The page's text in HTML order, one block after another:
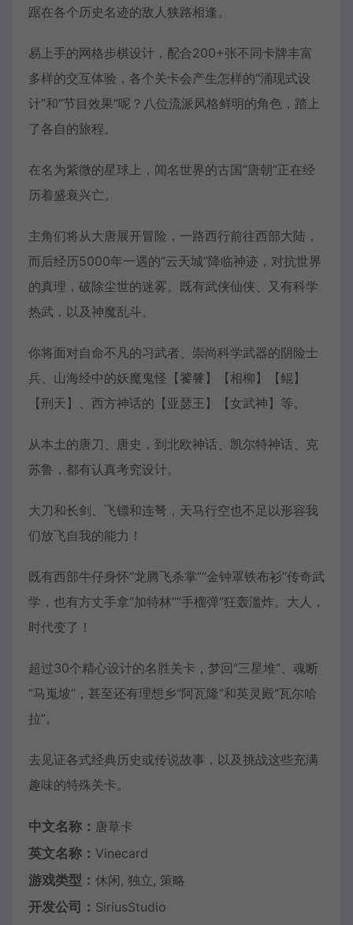
踞在各个历史名迹的敌人狭路相逢。
易上手的网格步棋设计，配合200+张不同卡牌丰富
多样的交互体验，各个关卡会产生怎样的“涌现式设
计”和“节目效果”呢？八位流派风格鲜明的角色，踏上
了各自的旅程。
在名为紫微的星球上，闻名世界的古国“唐朝”正在经
历着盛衰兴亡。
主角们将从大唐展开冒险，一路西行前往西部大陆，
而后经历5000年一遇的“云天城”降临神迹，对抗世界
的真理，破除尘世的迷雾。既有武侠仙侠、又有科学
热武，以及神魔乱斗。
你将面对自命不凡的习武者、崇尚科学武器的阴险士
兵、山海经中的妖魔鬼怪【饕餮】【相柳】【鲲】
【刑天】、西方神话的【亚瑟王】【女武神】等。
从本土的唐刀、唐史，到北欧神话、凯尔特神话、克
苏鲁，都有认真考究设计。
大刀和长剑、飞镖和连弩，天马行空也不足以形容我
们放飞自我的能力！
既有西部牛仔身怀“龙腾飞杀掌”“金钟罩铁布衫”传奇武
学，也有方丈手拿“加特林”“手榴弹”狂轰滥炸。大人，
时代变了！
超过30个精心设计的名胜关卡，梦回“三星堆”、魂断
“马嵬坡”，甚至还有理想乡“阿瓦隆”和英灵殿“瓦尔哈
拉”。
去见证各式经典历史或传说故事，以及挑战这些充满
趣味的特殊关卡。
中文名称： 唐草卡
英文名称： Vinecard
游戏类型： 休闲, 独立, 策略
开发公司： SiriusStudio